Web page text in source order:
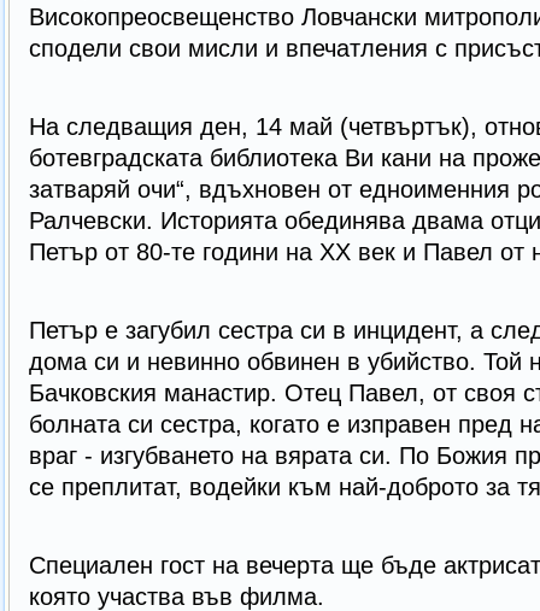
Високопреосвещенство Ловчански
сподели свои мисли и впечатления с
На следващия ден, 14 май (четвъртък),
ботевградската библиотека Ви кани на
затваряй очи“, вдъхновен от едноименния
Ралчевски. Историята обединява двама
Петър от 80-те години на ХХ век и Павел от
Петър е загубил сестра си в инцидент, а
дома си и невинно обвинен в убийство. Той
Бачковския манастир. Отец Павел, от своя
болната си сестра, когато е изправен пред
враг - изгубването на вярата си. По Божия
се преплитат, водейки към най-доброто за
Специален гост на вечерта ще бъде
която участва във филма.